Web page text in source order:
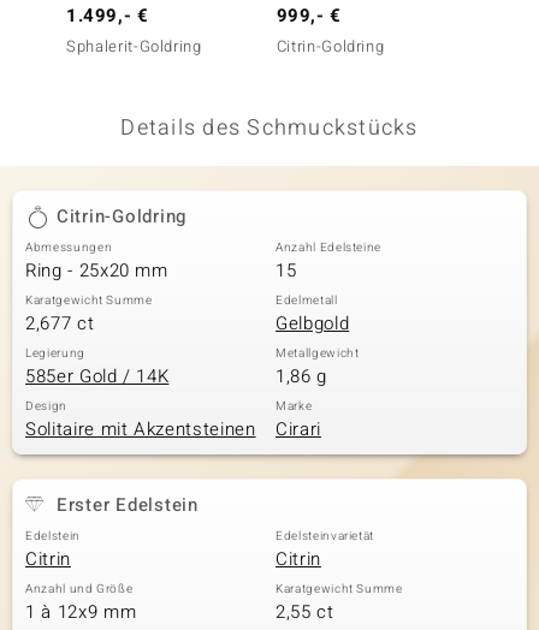
Collection
Classics
1.499,- €
Sphalerit-Goldring
999,- €
Citrin-Goldring
Details des Schmuckstücks
Citrin-Goldring
Abmessungen
Ring - 25x20 mm
Anzahl Edelsteine
15
Karatgewicht Summe
2,677 ct
Edelmetall
Gelbgold
Legierung
585er Gold / 14K
Metallgewicht
1,86 g
Design
Solitaire mit Akzentsteinen
Marke
Cirari
Erster Edelstein
Edelstein
Citrin
Edelsteinvarietät
Citrin
Anzahl und Größe
1 à 12x9 mm
Karatgewicht Summe
2,55 ct